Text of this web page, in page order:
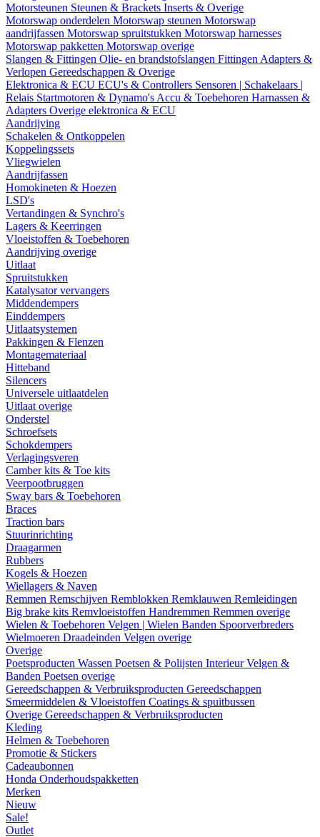
Motorsteunen Steunen & Brackets Inserts & Overige
Motorswap onderdelen Motorswap steunen Motorswap
aandrijfassen Motorswap spruitstukken Motorswap harnesses
Motorswap pakketten Motorswap overige
Slangen & Fittingen Olie- en brandstofslangen Fittingen Adapters &
Verlopen Gereedschappen & Overige
Elektronica & ECU ECU's & Controllers Sensoren | Schakelaars |
Relais Startmotoren & Dynamo's Accu & Toebehoren Harnassen &
Adapters Overige elektronica & ECU
Aandrijving
Schakelen & Ontkoppelen
Koppelingssets
Vliegwielen
Aandrijfassen
Homokineten & Hoezen
LSD's
Vertandingen & Synchro's
Lagers & Keerringen
Vloeistoffen & Toebehoren
Aandrijving overige
Uitlaat
Spruitstukken
Katalysator vervangers
Middendempers
Einddempers
Uitlaatsystemen
Pakkingen & Flenzen
Montagemateriaal
Hitteband
Silencers
Universele uitlaatdelen
Uitlaat overige
Onderstel
Schroefsets
Schokdempers
Verlagingsveren
Camber kits & Toe kits
Veerpootbruggen
Sway bars & Toebehoren
Braces
Traction bars
Stuurinrichting
Draagarmen
Rubbers
Kogels & Hoezen
Wiellagers & Naven
Remmen Remschijven Remblokken Remklauwen Remleidingen
Big brake kits Remvloeistoffen Handremmen Remmen overige
Wielen & Toebehoren Velgen | Wielen Banden Spoorverbreders
Wielmoeren Draadeinden Velgen overige
Overige
Poetsproducten Wassen Poetsen & Polijsten InterieurVelgen &
Banden Poetsen overige
Gereedschappen & Verbruiksproducten Gereedschappen
Smeermiddelen & Vloeistoffen Coatings & spuitbussen
Overige Gereedschappen & Verbruiksproducten
Kleding
Helmen & Toebehoren
Promotie & Stickers
Cadeaubonnen
Honda Onderhoudspakketten
Merken
Nieuw
Sale!
Outlet